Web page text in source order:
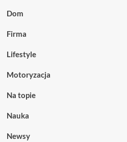
Dom
Firma
Lifestyle
Motoryzacja
Na topie
Nauka
Newsy